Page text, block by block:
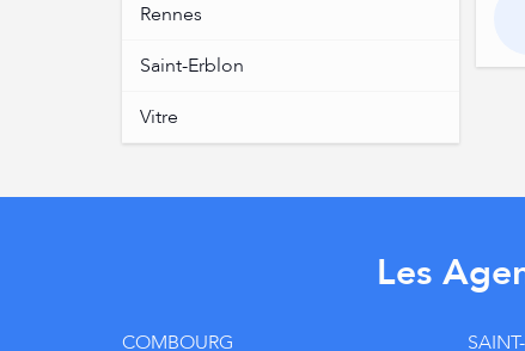
Rennes
Saint-Erblon
Vitre
Les
COMBOURG